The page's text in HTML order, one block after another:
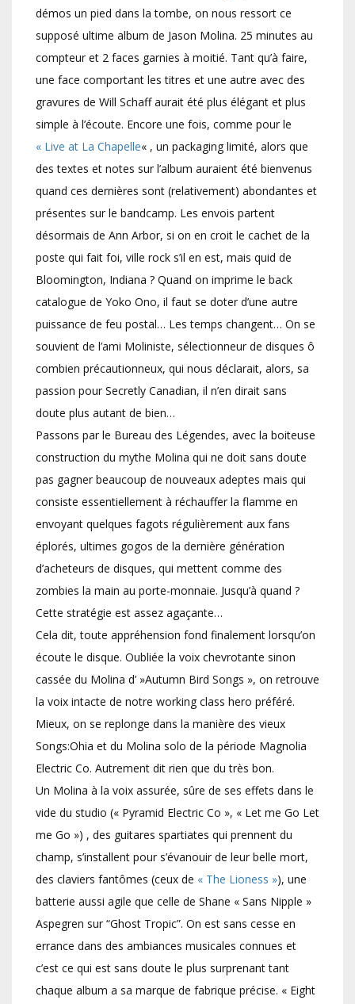
démos un pied dans la tombe, on nous ressort ce
supposé ultime album de Jason Molina. 25 minutes au
compteur et 2 faces garnies à moitié. Tant qu’à faire,
une face comportant les titres et une autre avec des
gravures de Will Schaff aurait été plus élégant et plus
simple à l’écoute. Encore une fois, comme pour le
« Live at La Chapelle« , un packaging limité, alors que
des textes et notes sur l’album auraient été bienvenus
quand ces dernières sont (relativement) abondantes et
présentes sur le bandcamp. Les envois partent
désormais de Ann Arbor, si on en croit le cachet de la
poste qui fait foi, ville rock s’il en est, mais quid de
Bloomington, Indiana ? Quand on imprime le back
catalogue de Yoko Ono, il faut se doter d’une autre
puissance de feu postal… Les temps changent… On se
souvient de l’ami Moliniste, sélectionneur de disques ô
combien précautionneux, qui nous déclarait, alors, sa
passion pour Secretly Canadian, il n’en dirait sans
doute plus autant de bien…
Passons par le Bureau des Légendes, avec la boiteuse
construction du mythe Molina qui ne doit sans doute
pas gagner beaucoup de nouveaux adeptes mais qui
consiste essentiellement à réchauffer la flamme en
envoyant quelques fagots régulièrement aux fans
éplorés, ultimes gogos de la dernière génération
d’acheteurs de disques, qui mettent comme des
zombies la main au porte-monnaie. Jusqu’à quand ?
Cette stratégie est assez agaçante…
Cela dit, toute appréhension fond finalement lorsqu’on
écoute le disque. Oubliée la voix chevrotante sinon
cassée du Molina d’ »Autumn Bird Songs », on retrouve
la voix intacte de notre working class hero préféré.
Mieux, on se replonge dans la manière des vieux
Songs:Ohia et du Molina solo de la période Magnolia
Electric Co. Autrement dit rien que du très bon.
Un Molina à la voix assurée, sûre de ses effets dans le
vide du studio (« Pyramid Electric Co », « Let me Go Let
me Go ») , des guitares spartiates qui prennent du
champ, s’installent pour s’évanouir de leur belle mort,
des claviers fantômes (ceux de « The Lioness »), une
batterie aussi agile que celle de Shane « Sans Nipple »
Aspegren sur “Ghost Tropic”. On est sans cesse en
errance dans des ambiances musicales connues et
c’est ce qui est sans doute le plus surprenant tant
chaque album a sa marque de fabrique précise. « Eight